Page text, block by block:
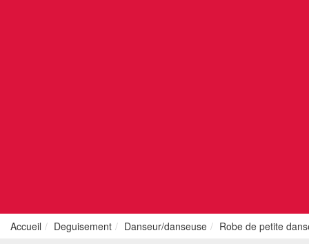
Accueil Deguisement Danseur/danseuse Robe de petite